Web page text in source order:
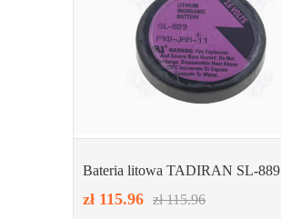
Bateria litowa TADIRAN SL-889
zł 115.96 zł 115.96